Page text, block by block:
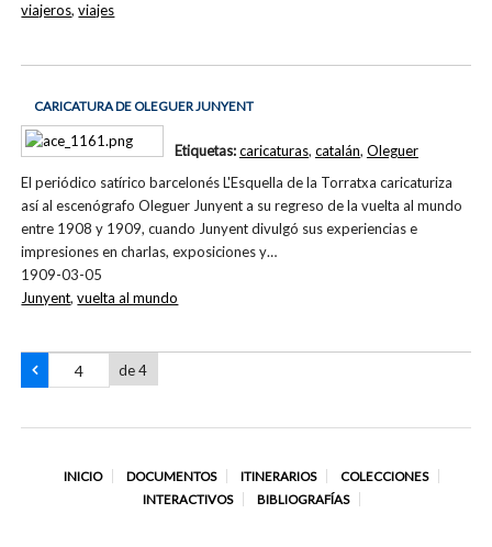
viajeros,viajes
CARICATURA DE OLEGUER JUNYENT
El periódico satírico barcelonés L'Esquella de la Torratxa caricaturiza
así al escenógrafo Oleguer Junyent a su regreso de la vuelta al mundo
entre 1908 y 1909, cuando Junyent divulgó sus experiencias e
impresiones en charlas, exposiciones y…
1909-03-05
Etiquetas:caricaturas, catalán, Oleguer
Junyent,vuelta al mundo
de 4
INICIO DOCUMENTOS ITINERARIOS
COLECCIONES
INTERACTIVOS
BIBLIOGRAFÍAS